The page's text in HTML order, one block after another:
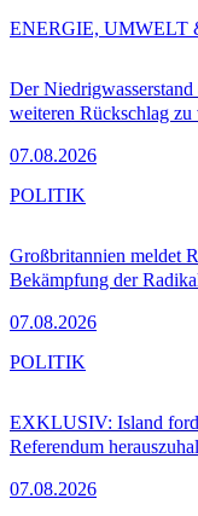
Der
weiteren Rückschlag zu
07.08.2026
ENERGIE, UMWELT
Großbritannien meldet
Bekämpfung der
07.08.2026
POLITIK
EXKLUSIV: Island
Referendum
07.08.2026
POLITIK